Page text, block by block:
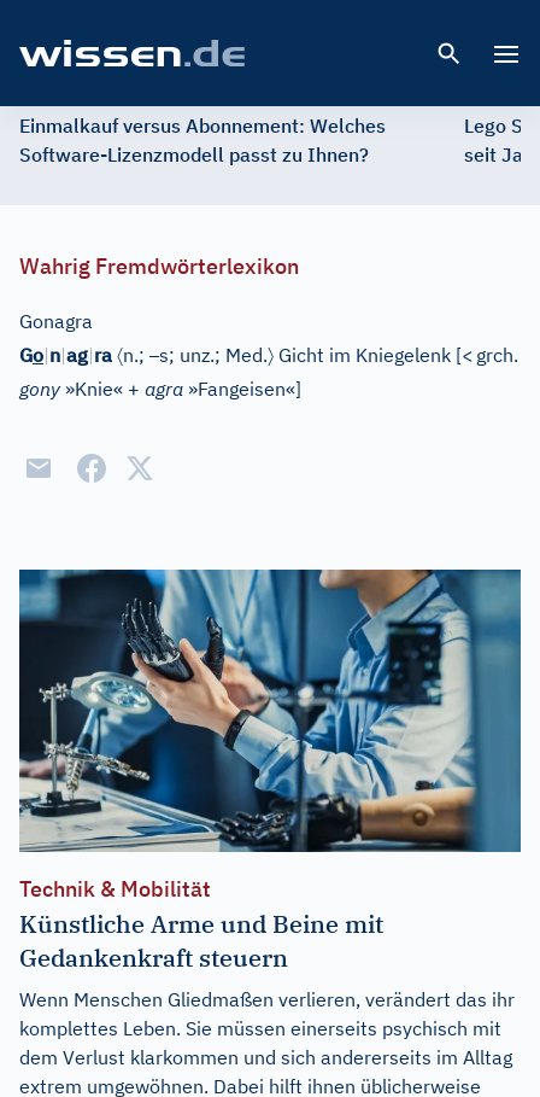
Einmalkauf versus Abonnement: Welches
Software-Lizenzmodell passt zu Ihnen?
Lego
seit
Wahrig Fremdwörterlexikon
Gonagra
Go|n|ag|ra 〈n.;–s; unz.; Med.〉 Gicht im Kniegelenk [< grch.
gony »Knie« + agra »Fangeisen«]
Technik & Mobilität
Künstliche Arme und Beine mit
Gedankenkraft steuern
Wenn Menschen Gliedmaßen verlieren, verändert das ihr
komplettes Leben. Sie müssen einerseits psychisch mit
dem Verlust klarkommen und sich andererseits im Alltag
extrem umgewöhnen. Dabei hilft ihnen üblicherweise